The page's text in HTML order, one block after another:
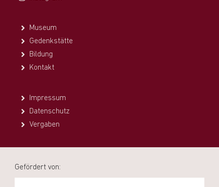
Museum
Gedenkstätte
Bildung
Kontakt
Impressum
Datenschutz
Vergaben
Gefördert von: